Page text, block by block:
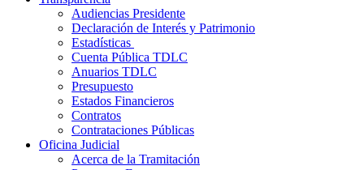
Audiencias Presidente
Declaración de Interés y Patrimonio
Estadísticas
Cuenta Pública TDLC
Anuarios TDLC
Presupuesto
Estados Financieros
Contratos
Contrataciones Públicas
Oficina Judicial
Acerca de la Tramitación